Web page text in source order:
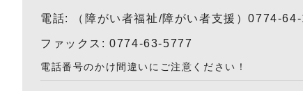
電話: （障がい者福祉/障がい者支援）0774-
ファックス: 0774-63-5777
電話番号のかけ間違いにご注意ください！